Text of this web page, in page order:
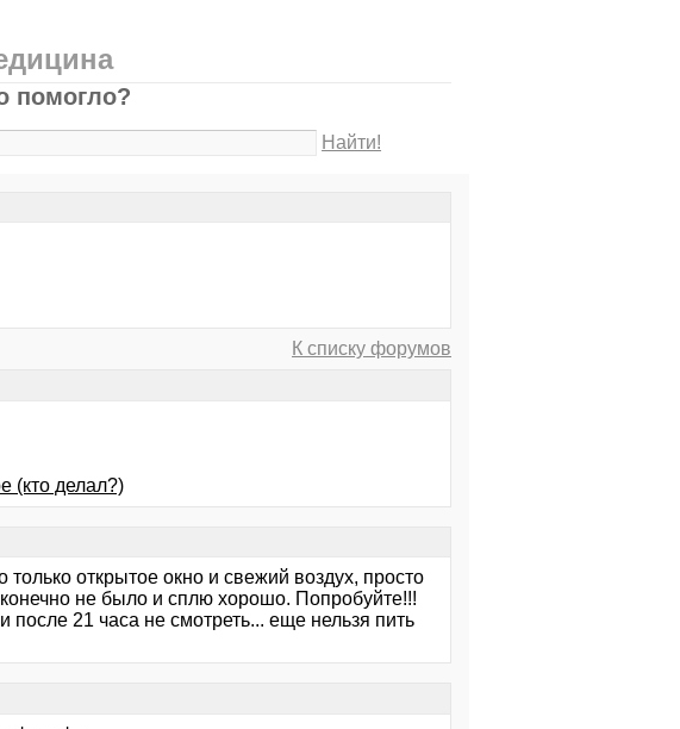
помогло?
Найти!
К списку форумов
(кто делал?)
открытое окно и свежий воздух, просто
не было и сплю хорошо. Попробуйте!!!
21 часа не смотреть... еще нельзя пить